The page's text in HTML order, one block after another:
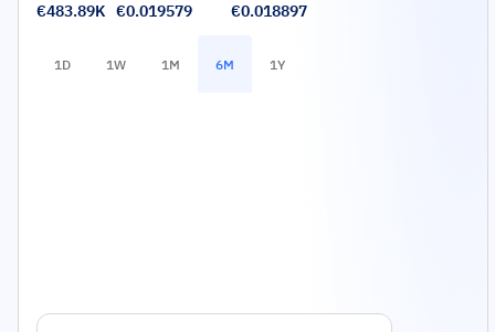
€483.89K €0.019579 €0.018897
1D 1W 1M 6M 1Y